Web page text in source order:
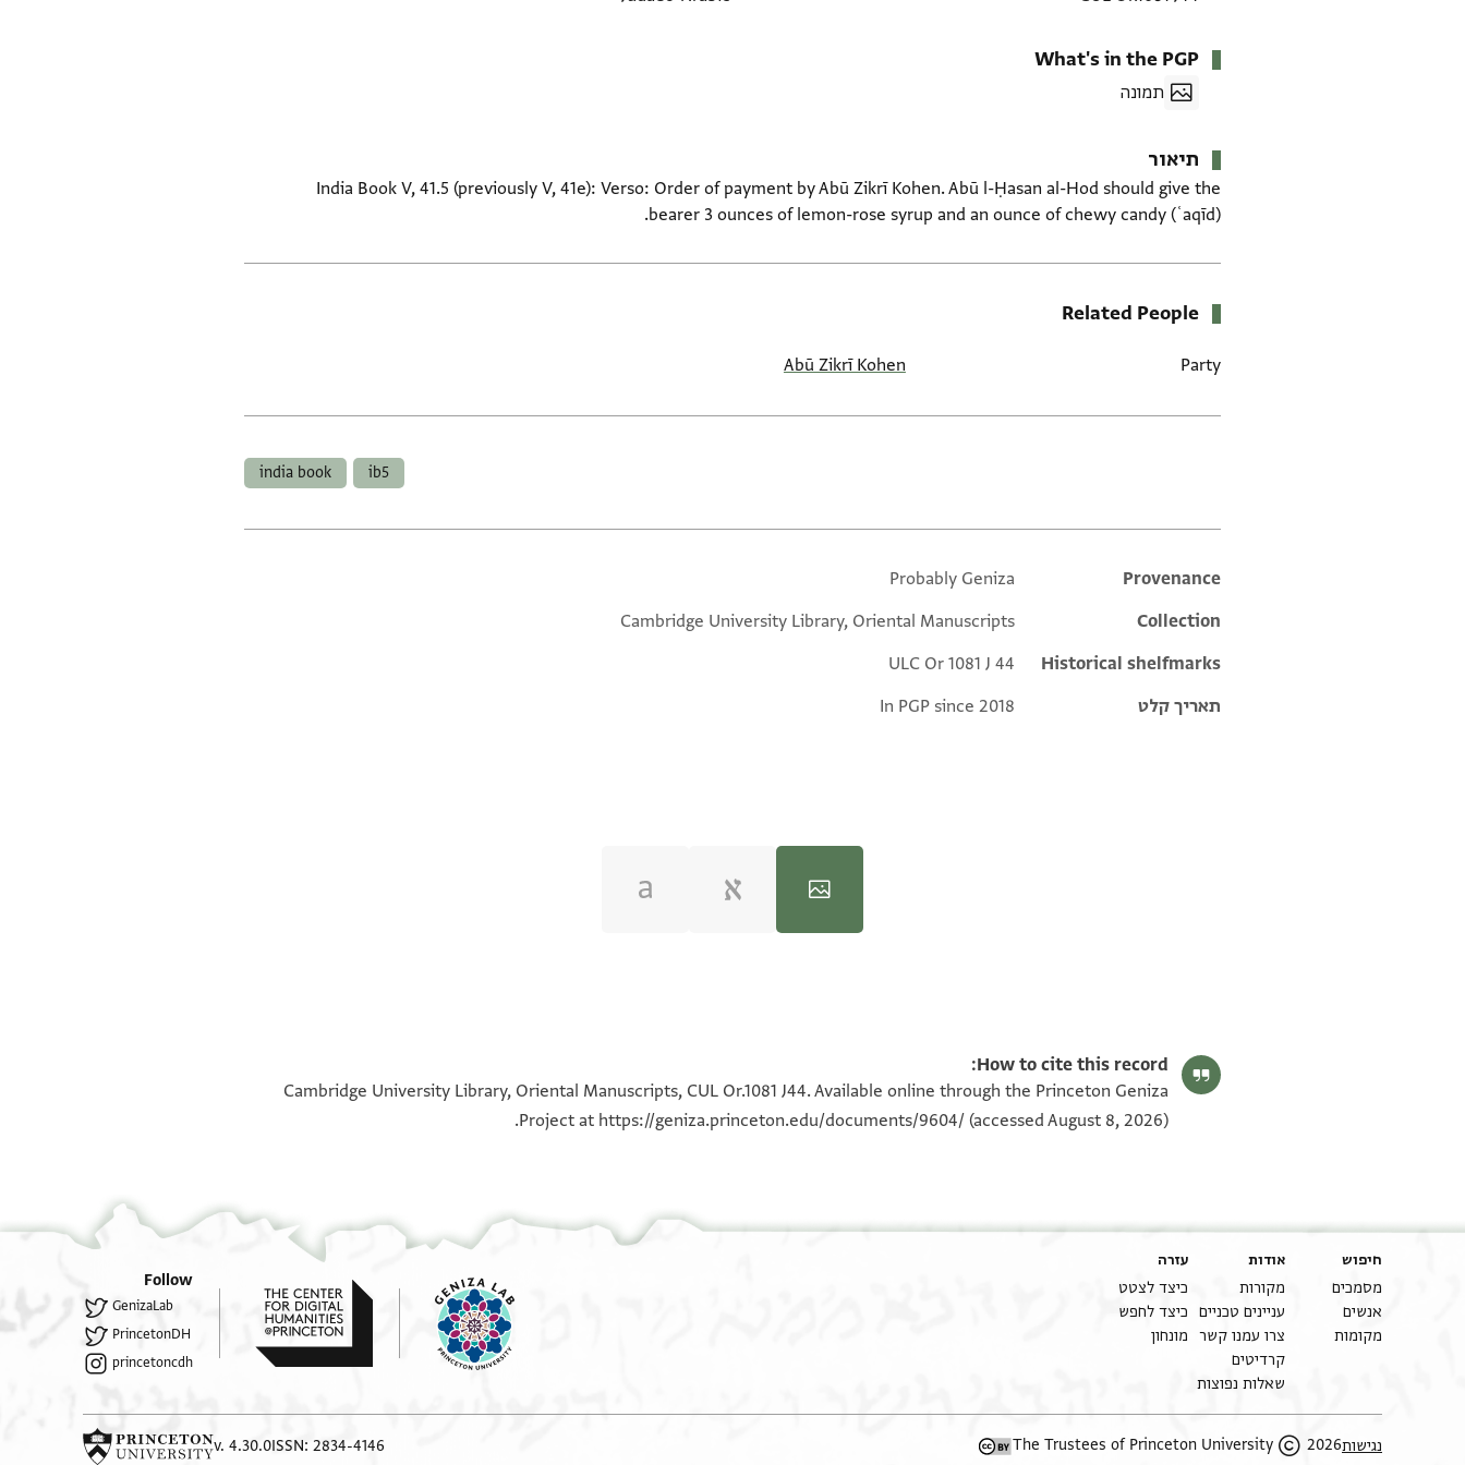
What's in the PGP
תמונה
תיאור
India Book V, 41.5 (previously V, 41e): Verso: Order of payment by Abū Zikrī Kohen. Abū l-Ḥasan al-Hod should give the
bearer 3 ounces of lemon-rose syrup and an ounce of chewy candy (ʿaqīd).
Related People
Party
Abū Zikrī Kohen
ib5
india book
Additional metadata
Provenance
Probably Geniza
Collection
Cambridge University Library, Oriental Manuscripts
Historical shelfmarks
ULC Or 1081 J 44
תאריך קלט
In PGP since 2018
How to cite this record:
Cambridge University Library, Oriental Manuscripts, CUL Or.1081 J44. Available online through the Princeton Geniza
Project at https://geniza.princeton.edu/documents/9604/ (accessed August 8, 2026).
חיפוש
מסמכים
אנשים
מקומות
אודות
מקורות
עניינים טכניים
צרו עמנו קשר
קרדיטים
שאלות נפוצות
עזרה
כיצד לצטט
כיצד לחפש
מונחון
Follow
GenizaLab
PrincetonDH
princetoncdh
נגישות2026 The Trustees of Princeton University
ISSN: 2834-4146
v. 4.30.0